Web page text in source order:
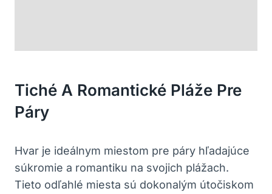
Tiché A Romantické Pláže Pre
Páry
Hvar je ideálnym miestom pre páry hľadajúce
súkromie a romantiku na svojich plážach.
Tieto odľahlé miesta sú dokonalým útočiskom